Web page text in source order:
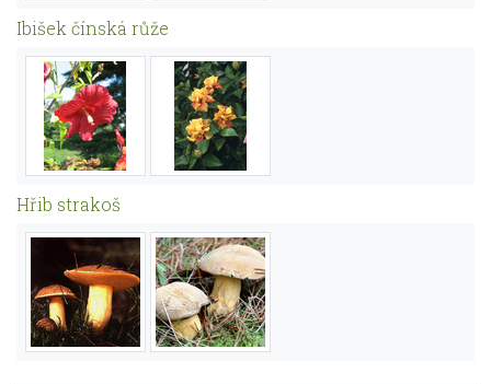
Ibišek čínská růže
Hřib strakoš